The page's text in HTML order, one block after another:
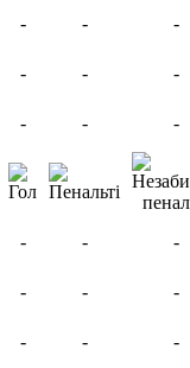
- -
-
- -
-
- - -
- -
-
- -
-
- -
-